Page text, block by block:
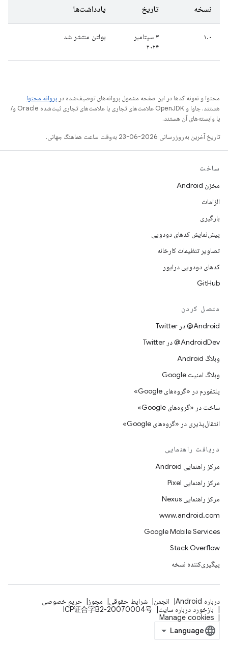
نسخه تاریخ یادداشت‌ها
۱.۰
۳ سپتامبر
۲۰۲۴
بولتن منتشر شد
محتوا و نمونه کدها در این صفحه مشمول پروانه‌های توصیف‌شده در پروانه محتوا
هستند. جاوا و OpenJDK علامت‌های تجاری یا علامت‌های تجاری ثبت‌شده Oracle و/
یا وابسته‌های آن هستند.
تاریخ آخرین به‌روزرسانی 2026-06-23 به‌وقت ساعت هماهنگ جهانی.
ساخت
مخزن Android
الزامات
بارگیری
پیش‌نمایش کدهای دودویی
تصاویر تنظیمات کارخانه
کدهای دودویی درایور
GitHub
متصل کردن
Android@ در Twitter
AndroidDev@ در Twitter
وبلاگ Android
وبلاگ امنیت Google
پلتفورم در «گروه‌های Google»
ساخت در «گروه‌های Google»
انتقال‌پذیری در «گروه‌های Google»
دریافت راهنمایی
مرکز راهنمایی Android
مرکز راهنمایی Pixel
مرکز راهنمایی Nexus
www.android.com
Google Mobile Services
Stack Overflow
پیگیری‌کننده نسخه
درباره Android انجمن شرایط حقوقی مجوز
حریم خصوصی
بازخورد درباره سایت
ICP证合字B2-20070004号
Manage cookies